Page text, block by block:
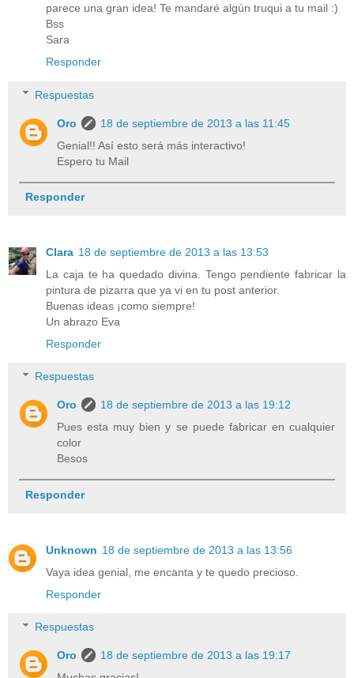
parece una gran idea! Te mandaré algún truqui a tu mail :)
Bss
Sara
Responder
Respuestas
Oro
18 de septiembre de 2013 a las 11:45
Genial!! Así esto será más interactivo!
Espero tu Mail
Responder
Clara 18 de septiembre de 2013 a las 13:53
La caja te ha quedado divina. Tengo pendiente fabricar la
pintura de pizarra que ya vi en tu post anterior.
Buenas ideas ¡como siempre!
Un abrazo Eva
Responder
Respuestas
Oro
18 de septiembre de 2013 a las 19:12
Pues esta muy bien y se puede fabricar en cualquier
color
Besos
Responder
Unknown 18 de septiembre de 2013 a las 13:56
Vaya idea genial, me encanta y te quedo precioso.
Responder
Respuestas
Oro
18 de septiembre de 2013 a las 19:17